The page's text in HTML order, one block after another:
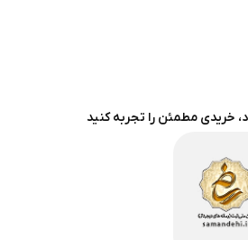
خریدی مطمئن را تجربه کنید